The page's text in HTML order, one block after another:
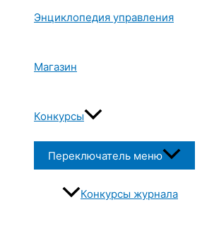
Энциклопедия управления
Магазин
Конкурсы
Переключатель меню
Конкурсы журнала